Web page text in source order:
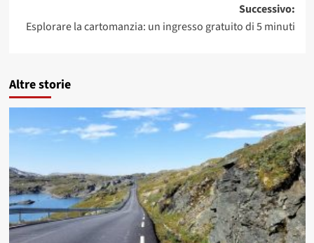
Successivo:
Esplorare la cartomanzia: un ingresso gratuito di 5 minuti
Altre storie